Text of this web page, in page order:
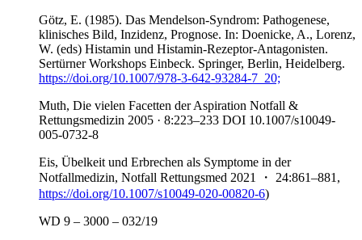
Götz, E. (1985). Das Mendelson-Syndrom: Pathogenese,
klinisches Bild, Inzidenz, Prognose. In: Doenicke, A., Lorenz,
W. (eds) Histamin und Histamin-Rezeptor-Antagonisten.
Sertürner Workshops Einbeck. Springer, Berlin, Heidelberg.
https://doi.org/10.1007/978-3-642-93284-7_20;
Muth, Die vielen Facetten der Aspiration Notfall &
Rettungsmedizin 2005 · 8:223–233 DOI 10.1007/s10049-
005-0732-8
Eis, Übelkeit und Erbrechen als Symptome in der
Notfallmedizin, Notfall Rettungsmed 2021 ・ 24:861–881,
https://doi.org/10.1007/s10049-020-00820-6)
WD 9 – 3000 – 032/19